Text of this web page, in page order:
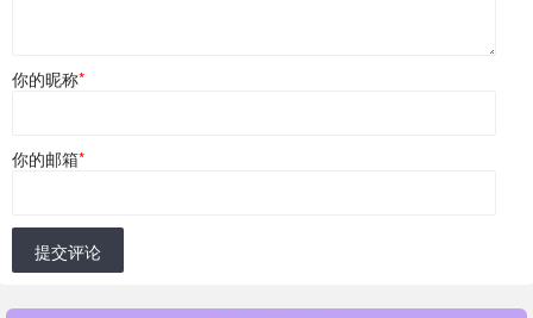
你的昵称*
你的邮箱*
提交评论